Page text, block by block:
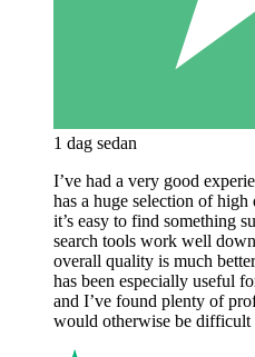
1 dag sedan
I’ve had a very good
has a huge selection of
it’s easy to find something
search tools work well
overall quality is much
has been especially useful
and I’ve found plenty of
would otherwise be difficult